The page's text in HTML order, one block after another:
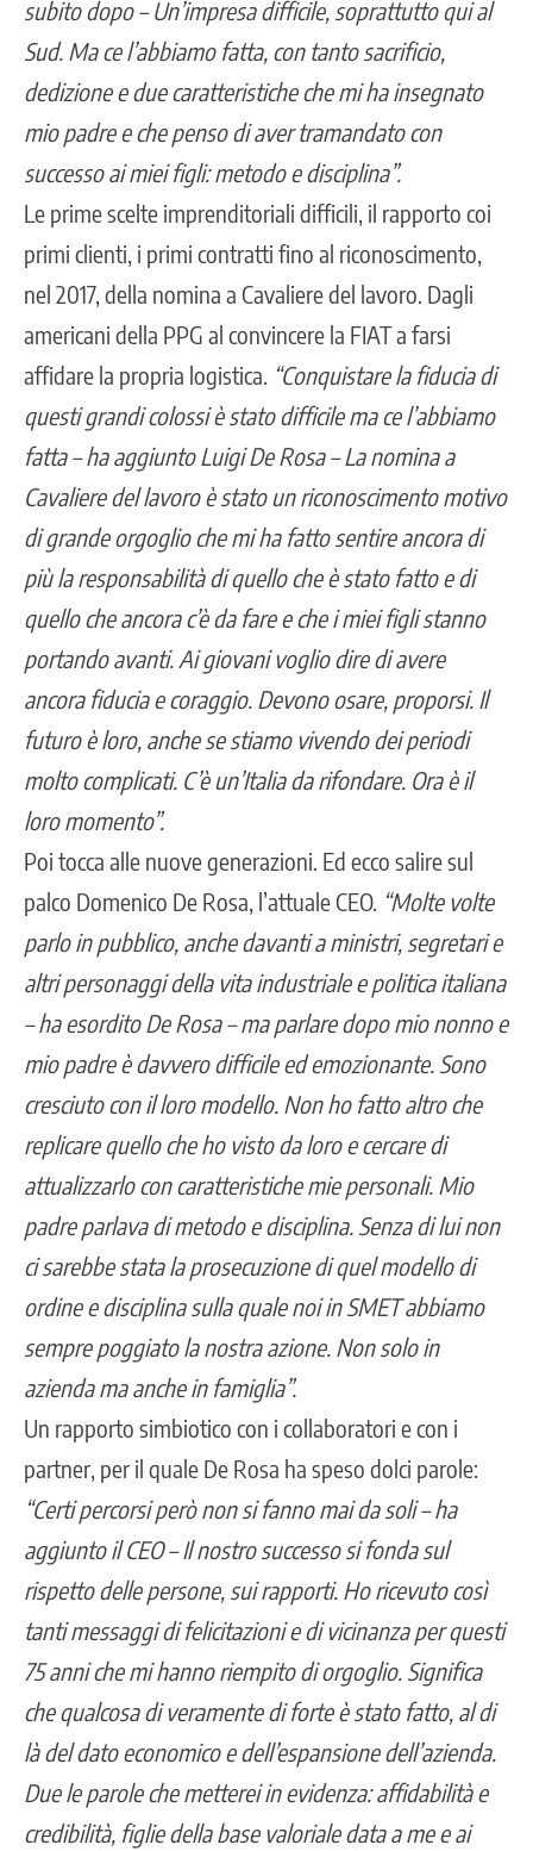
subito dopo – Un’impresa difficile, soprattutto qui al
Sud. Ma ce l’abbiamo fatta, con tanto sacrificio,
dedizione e due caratteristiche che mi ha insegnato
mio padre e che penso di aver tramandato con
successo ai miei figli: metodo e disciplina”.
Le prime scelte imprenditoriali difficili, il rapporto coi
primi clienti, i primi contratti fino al riconoscimento,
nel 2017, della nomina a Cavaliere del lavoro. Dagli
americani della PPG al convincere la FIAT a farsi
affidare la propria logistica. “Conquistare la fiducia di
questi grandi colossi è stato difficile ma ce l’abbiamo
fatta – ha aggiunto Luigi De Rosa – La nomina a
Cavaliere del lavoro è stato un riconoscimento motivo
di grande orgoglio che mi ha fatto sentire ancora di
più la responsabilità di quello che è stato fatto e di
quello che ancora c’è da fare e che i miei figli stanno
portando avanti. Ai giovani voglio dire di avere
ancora fiducia e coraggio. Devono osare, proporsi. Il
futuro è loro, anche se stiamo vivendo dei periodi
molto complicati. C’è un’Italia da rifondare. Ora è il
loro momento”.
Poi tocca alle nuove generazioni. Ed ecco salire sul
palco Domenico De Rosa, l’attuale CEO. “Molte volte
parlo in pubblico, anche davanti a ministri, segretari e
altri personaggi della vita industriale e politica italiana
– ha esordito De Rosa – ma parlare dopo mio nonno e
mio padre è davvero difficile ed emozionante. Sono
cresciuto con il loro modello. Non ho fatto altro che
replicare quello che ho visto da loro e cercare di
attualizzarlo con caratteristiche mie personali. Mio
padre parlava di metodo e disciplina. Senza di lui non
ci sarebbe stata la prosecuzione di quel modello di
ordine e disciplina sulla quale noi in SMET abbiamo
sempre poggiato la nostra azione. Non solo in
azienda ma anche in famiglia”.
Un rapporto simbiotico con i collaboratori e con i
partner, per il quale De Rosa ha speso dolci parole:
“Certi percorsi però non si fanno mai da soli – ha
aggiunto il CEO – Il nostro successo si fonda sul
rispetto delle persone, sui rapporti. Ho ricevuto così
tanti messaggi di felicitazioni e di vicinanza per questi
75 anni che mi hanno riempito di orgoglio. Significa
che qualcosa di veramente di forte è stato fatto, al di
là del dato economico e dell’espansione dell’azienda.
Due le parole che metterei in evidenza: affidabilità e
credibilità, figlie della base valoriale data a me e ai